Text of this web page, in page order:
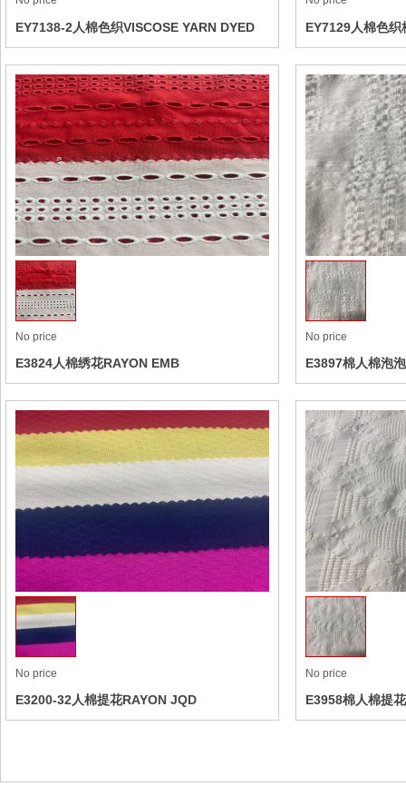
EY7138-2人棉色织VISCOSE YARN DYED
EY7129人棉色织
CHECK
Collect
No price
E3824人棉绣花RAYON EMB
No price
E3897棉人棉泡
BUBBLE
Collect
No price
E3200-32人棉提花RAYON JQD
No price
E3958棉人棉提